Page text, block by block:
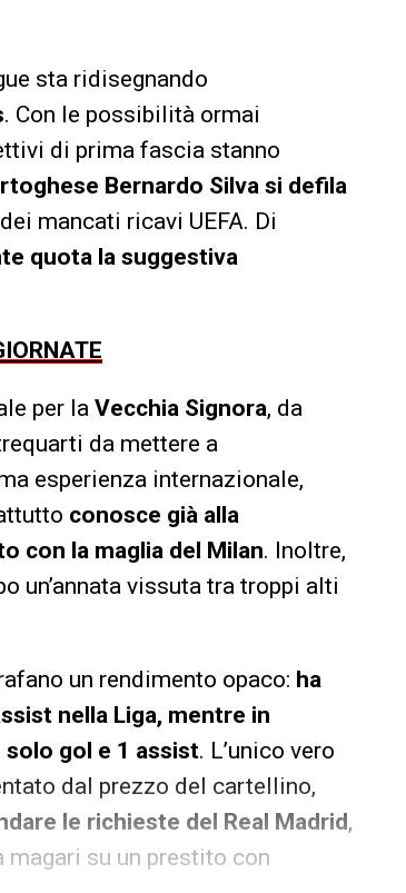
sta ridisegnando
. Con le possibilità ormai
di prima fascia stanno
Bernardo Silva si defila
mancati ricavi UEFA. Di
quota la suggestiva
per la Vecchia Signora, da
da mettere a
esperienza internazionale,
conosce già alla
con la maglia del Milan. Inoltre,
un’annata vissuta tra troppi alti
un rendimento opaco: ha
nella Liga, mentre in
gol e 1 assist. L’unico vero
dal prezzo del cartellino,
le richieste del Real Madrid,
su un prestito con